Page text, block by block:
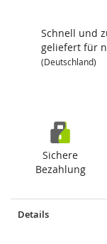
Schnell und
geliefert für
(Deutschland)
Sichere
Bezahlung
Details